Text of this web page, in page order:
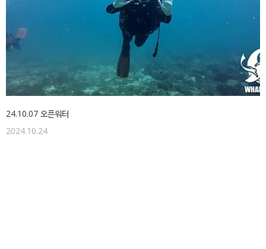
24.10.07 오픈워터
2024.10.24